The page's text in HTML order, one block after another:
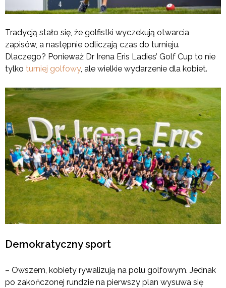
Tradycją stało się, że golfistki wyczekują otwarcia
zapisów, a następnie odliczają czas do turnieju.
Dlaczego? Ponieważ Dr Irena Eris Ladies’ Golf Cup to nie
tylko turniej golfowy, ale wielkie wydarzenie dla kobiet.
Demokratyczny sport
– Owszem, kobiety rywalizują na polu golfowym. Jednak
po zakończonej rundzie na pierwszy plan wysuwa się